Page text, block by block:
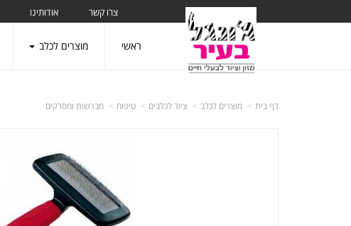
צרו קשר אודותינו
ראשי מוצרים לכלב
דף בית מוצרים לכלב ציוד לכלבים טיפוח מברשות ומסרקים